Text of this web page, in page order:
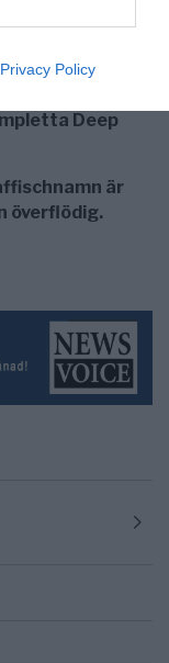
Privacy Policy
till
Deep
är
överflödig.